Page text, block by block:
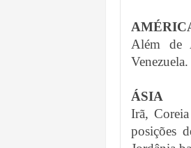
Além de
ÁSIA
Irã,
posições